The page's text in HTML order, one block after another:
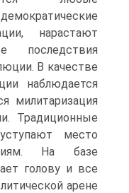
нарастают
последствия
В качестве
наблюдается
милитаризация
Традиционные
место
На базе
голову и все
арене